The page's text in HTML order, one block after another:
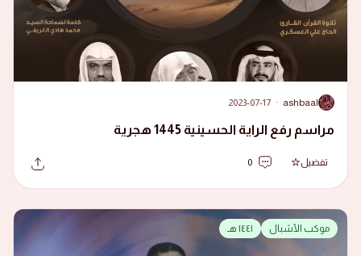
A
ashbaal
·
2023-07-17
مراسم رفع الراية الحسينية 1445 هجرية
تفضيل 0
موكب الأشبال ١٤٤١ هـ